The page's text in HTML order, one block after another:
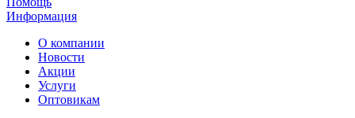
Информация
О компании
Новости
Акции
Услуги
Оптовикам